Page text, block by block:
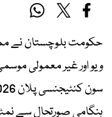
حکومت بلوچستان نے
ویو اور غیر معمولی